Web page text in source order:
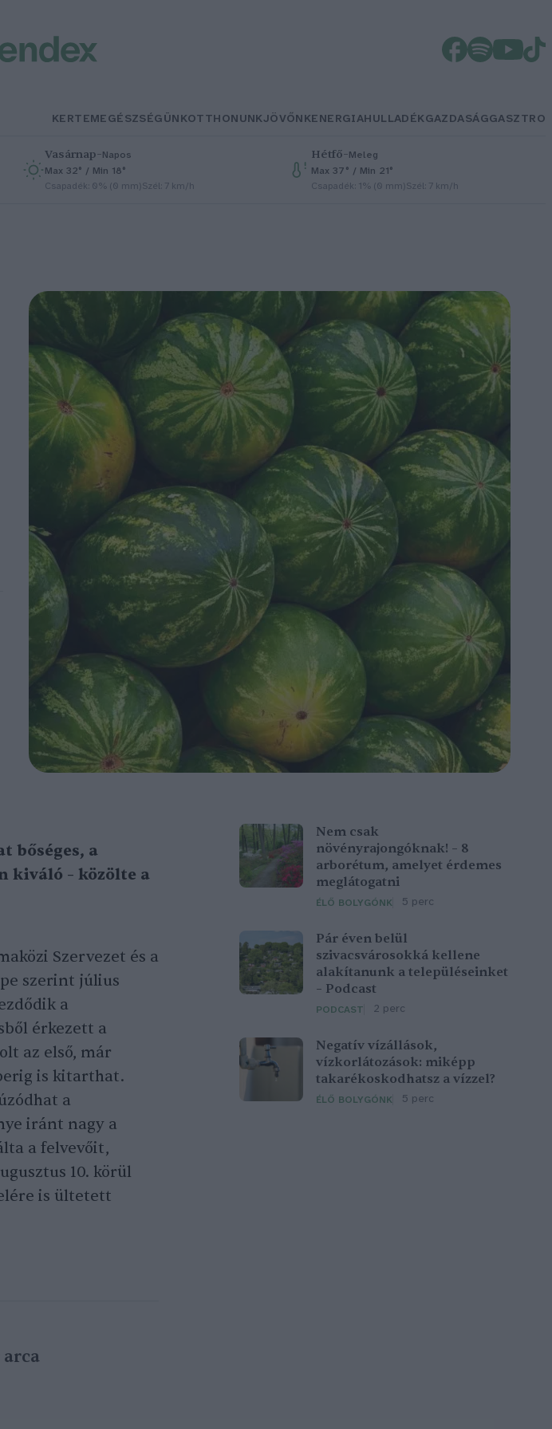
KERTEMEGÉSZSÉGÜNKOTTHONUNKJÖVŐNKENERGIAHULLADÉKGAZDASÁGGASZTRO
Vasárnap–Napos
Max 32° / Min 18°
Csapadék: 0% (0 mm)Szél: 7 km/h
Hétfő–Meleg
Max 37° / Min 21°
Csapadék: 1% (0 mm)Szél: 7 km/h
bőséges, a
kiváló – közölte a
Szervezet és a
szerint július
a
érkezett a
az első, már
is kitarthat.
a
iránt nagy a
a felvevőit,
10. körül
is ültetett
Nem csak
növényrajongóknak! – 8
arborétum, amelyet érdemes
meglátogatni
ÉLŐ BOLYGÓNK 5 perc
Pár éven belül
szivacsvárosokká kellene
alakítanunk a településeinket
– Podcast
PODCAST 2 perc
Negatív vízállások,
vízkorlátozások: miképp
takarékoskodhatsz a vízzel?
ÉLŐ BOLYGÓNK 5 perc